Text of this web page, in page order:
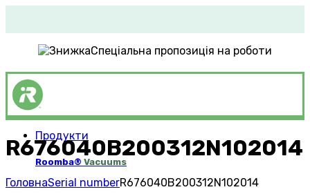
Спеціальна пропозиція на роботи
Продукти
Roomba® Vacuums
R676040B200312N102014
ГоловнаSerial numberR676040B200312N102014